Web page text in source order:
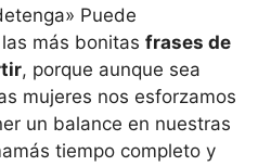
Puede
más bonitas frases de
, porque aunque sea
mujeres nos esforzamos
un balance en nuestras
tiempo completo y